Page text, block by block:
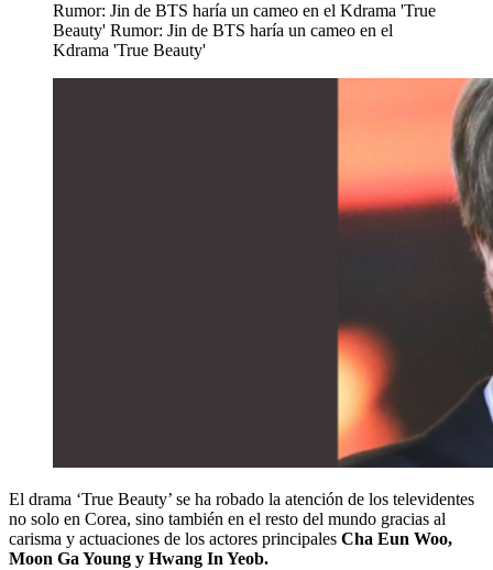
Rumor: Jin de BTS haría un cameo en el Kdrama 'True
Beauty' Rumor: Jin de BTS haría un cameo en el
Kdrama 'True Beauty'
El drama ‘True Beauty’ se ha robado la atención de los televidentes
no solo en Corea, sino también en el resto del mundo gracias al
carisma y actuaciones de los actores principales Cha Eun Woo,
Moon Ga Young y Hwang In Yeob.